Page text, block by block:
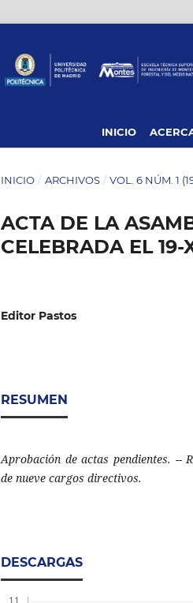
INICIO
INICIO / ARCHIVOS / VOL. 6 NÚM. 1
ACTA DE LA
CELEBRADA EL 19-
Editor Pastos
RESUMEN
Aprobación de actas pendientes. --
de nueve cargos directivos.
DESCARGAS